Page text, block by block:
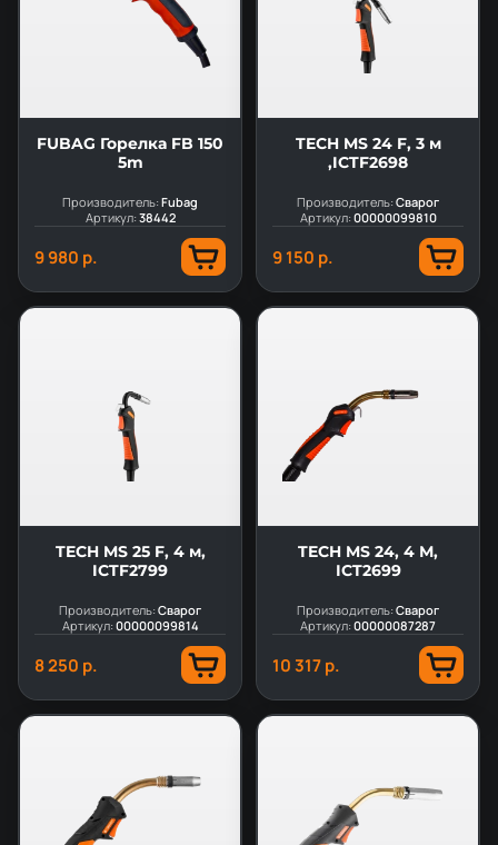
FUBAG Горелка FB 150
5m
Производитель:Fubag
Артикул:38442
9 980 р.
TECH MS 24 F, 3 м
,ICTF2698
Производитель:Сварог
Артикул:00000099810
9 150 р.
TECH MS 25 F, 4 м,
ICTF2799
Производитель:Сварог
Артикул:00000099814
8 250 р.
TECH MS 24, 4 М,
ICT2699
Производитель:Сварог
Артикул:00000087287
10 317 р.